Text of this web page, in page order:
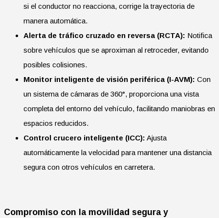
si el conductor no reacciona, corrige la trayectoria de
manera automática.
Alerta de tráfico cruzado en reversa (RCTA): Notifica
sobre vehículos que se aproximan al retroceder, evitando
posibles colisiones.
Monitor inteligente de visión periférica (I-AVM): Con
un sistema de cámaras de 360°, proporciona una vista
completa del entorno del vehículo, facilitando maniobras en
espacios reducidos.
Control crucero inteligente (ICC): Ajusta
automáticamente la velocidad para mantener una distancia
segura con otros vehículos en carretera.
Compromiso con la movilidad segura y